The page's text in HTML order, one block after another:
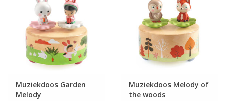
boeken
Blogs
Muziekdoos Garden
Melody
Muziekdoos Melody of
the woods